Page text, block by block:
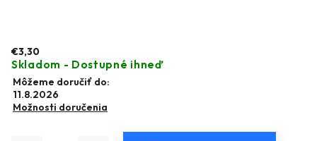
€3,30
Skladom - Dostupné ihneď
Môžeme doručiť do:
11.8.2026
Možnosti doručenia